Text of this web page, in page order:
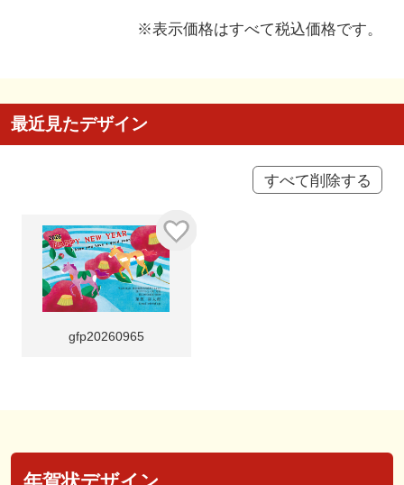
※表示価格はすべて税込価格です。
最近見たデザイン
すべて削除する
gfp20260965
年賀状デザイン